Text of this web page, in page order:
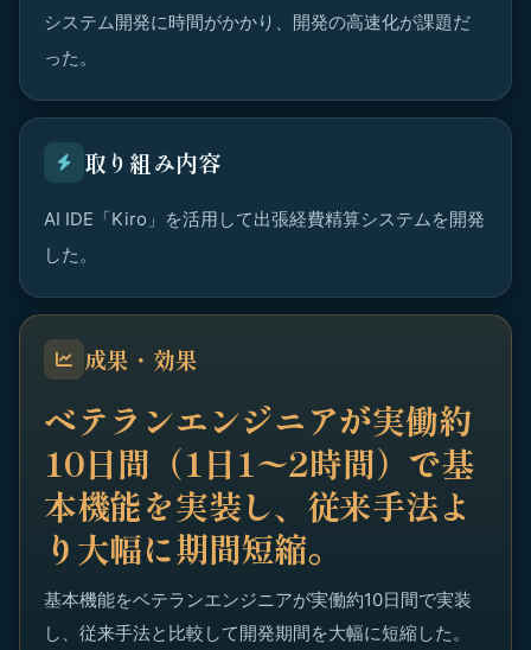
システム開発に時間がかかり、開発の高速化が課題だ
った。
取り組み内容
AI IDE「Kiro」を活用して出張経費精算システムを開発
した。
成果・効果
ベテランエンジニアが実働約
10日間（1日1〜2時間）で基
本機能を実装し、従来手法よ
り大幅に期間短縮。
基本機能をベテランエンジニアが実働約10日間で実装
し、従来手法と比較して開発期間を大幅に短縮した。